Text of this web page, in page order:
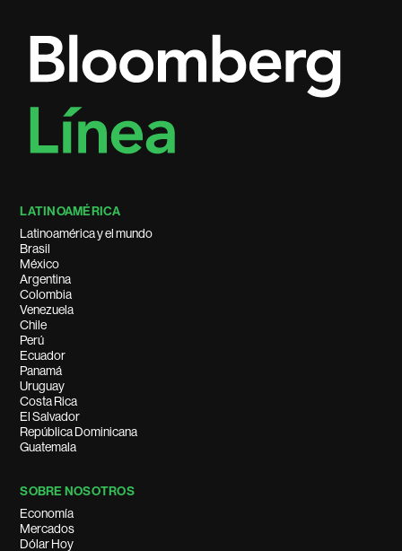
LATINOAMÉRICA
Latinoamérica y el mundo
Brasil
México
Argentina
Colombia
Venezuela
Chile
Perú
Ecuador
Panamá
Uruguay
Costa Rica
El Salvador
República Dominicana
Guatemala
SOBRE NOSOTROS
Economía
Mercados
Dólar Hoy